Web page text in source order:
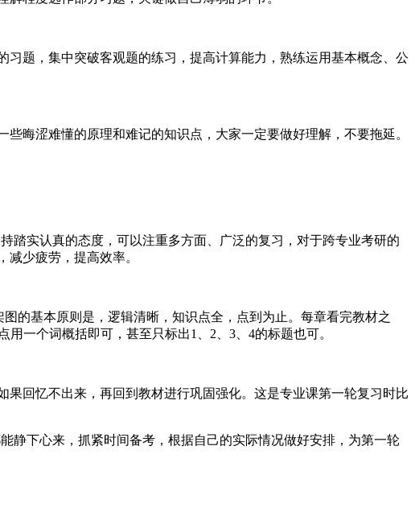
题，集中突破客观题的练习，提高计算能力，熟练运用基本概念、公
晦涩难懂的原理和难记的知识点，大家一定要做好理解，不要拖延。
踏实认真的态度，可以注重多方面、广泛的复习，对于跨专业考研的
少疲劳，提高效率。
的基本原则是，逻辑清晰，知识点全，点到为止。每章看完教材之
一个词概括即可，甚至只标出1、2、3、4的标题也可。
回忆不出来，再回到教材进行巩固强化。这是专业课第一轮复习时比
静下心来，抓紧时间备考，根据自己的实际情况做好安排，为第一轮